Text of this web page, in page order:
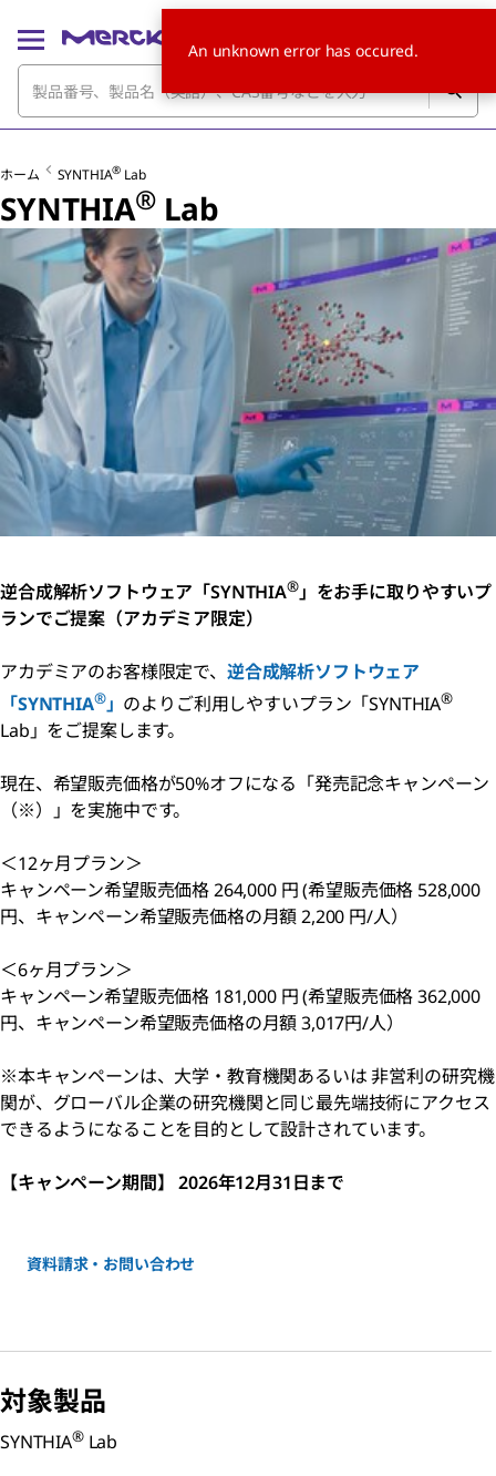
ホーム SYNTHIA® Lab
SYNTHIA®Lab
逆合成解析ソフトウェア「SYNTHIA®」をお手に取りやすいプ
ランでご提案（アカデミア限定）
アカデミアのお客様限定で、 逆合成解析ソフトウェア
「SYNTHIA®」 のよりご利用しやすいプラン「SYNTHIA®
Lab」をご提案します。
現在、希望販売価格が50%オフになる「発売記念キャンペーン
（※）」を実施中です。
＜12ヶ月プラン＞
キャンペーン希望販売価格 264,000 円 (希望販売価格 528,000
円、キャンペーン希望販売価格の月額 2,200 円/人）
＜6ヶ月プラン＞
キャンペーン希望販売価格 181,000 円 (希望販売価格 362,000
円、キャンペーン希望販売価格の月額 3,017円/人）
※本キャンペーンは、大学・教育機関あるいは 非営利の研究機
関が、グローバル企業の研究機関と同じ最先端技術にアクセス
できるようになることを目的として設計されています。
【キャンペーン期間】 2026年12月31日まで
資料請求・お問い合わせ
対象製品
SYNTHIA®Lab
An unknown error has occured.